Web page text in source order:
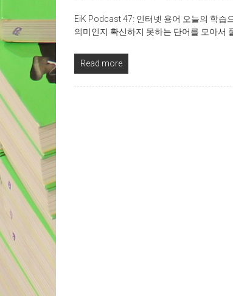
EiK Podcast 47: 인터넷 용어 오늘의 학습
의미인지 확신하지 못하는 단어를 모아서
Read more